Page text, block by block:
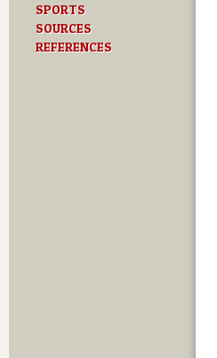
SPORTS
SOURCES
REFERENCES